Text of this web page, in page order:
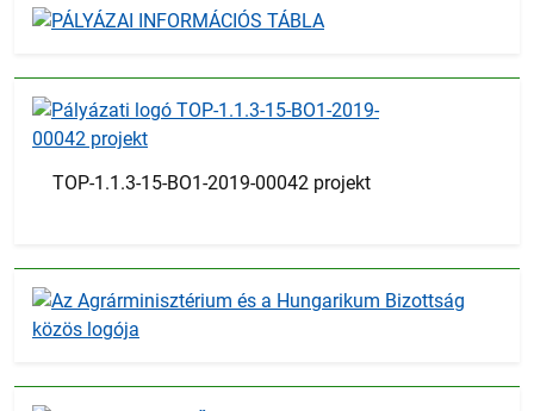
TOP-1.1.3-15-BO1-2019-00042 projekt